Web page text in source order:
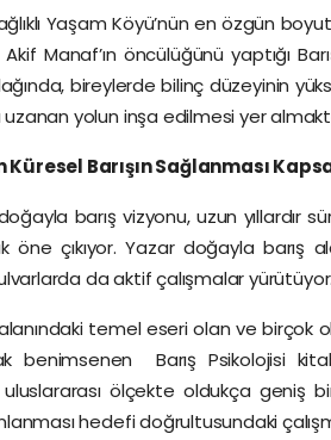
Yaşam Köyü’nün en özgün
Manaf’ın öncülüğünü yaptığı
bireylerde bilinç düzeyinin
uzanan yolun inşa edilmesi yer
Küresel Barışın Sağlanması
barış vizyonu, uzun yıllardır
öne çıkıyor. Yazar doğayla barış
da aktif çalışmalar yürütüyor.
alanındaki temel eseri olan ve birçok
benimsenen Barış Psikolojisi
uluslararası ölçekte oldukça geniş
hedefi doğrultusundaki